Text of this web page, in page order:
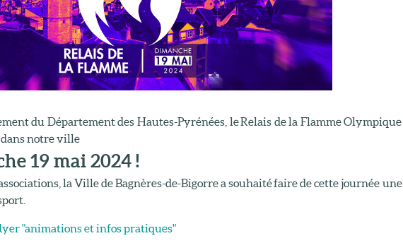
du Département des Hautes-Pyrénées, le Relais de la Flamme Olympique
dans notre ville
19 mai 2024 !
la Ville de Bagnères-de-Bigorre a souhaité faire de cette journée une
"animations et infos pratiques"